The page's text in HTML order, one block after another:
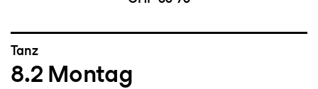
Tanz
8.2 Montag